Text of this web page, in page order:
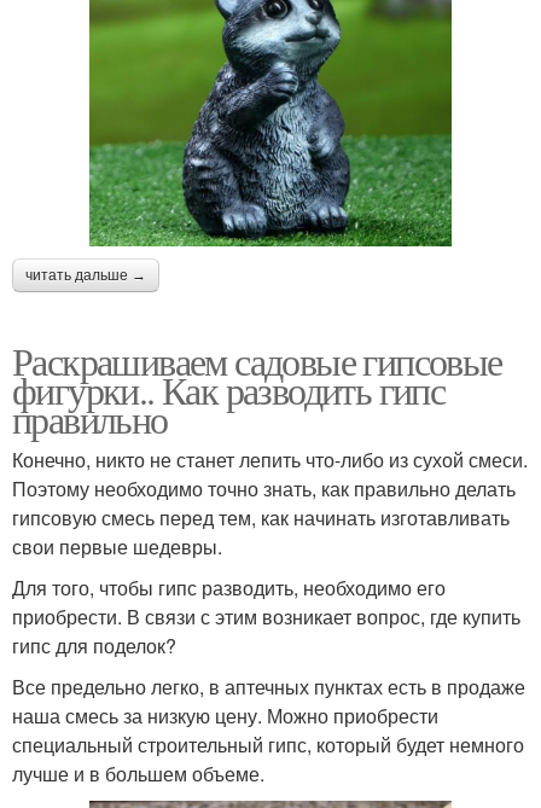
читать дальше →
Раскрашиваем садовые гипсовые
фигурки.. Как разводить гипс
правильно
Конечно, никто не станет лепить что-либо из сухой смеси.
Поэтому необходимо точно знать, как правильно делать
гипсовую смесь перед тем, как начинать изготавливать
свои первые шедевры.
Для того, чтобы гипс разводить, необходимо его
приобрести. В связи с этим возникает вопрос, где купить
гипс для поделок?
Все предельно легко, в аптечных пунктах есть в продаже
наша смесь за низкую цену. Можно приобрести
специальный строительный гипс, который будет немного
лучше и в большем объеме.